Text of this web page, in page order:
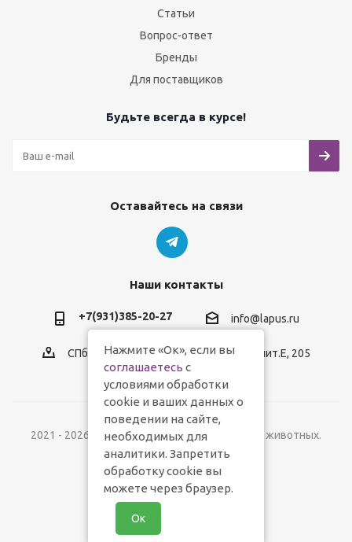
Статьи
Вопрос-ответ
Бренды
Для поставщиков
Будьте всегда в курсе!
Оставайтесь на связи
Наши контакты
+7(931)385-20-27 info@lapus.ru
СПб, пр.Обуховской Обороны, д.116, лит.Е, 205
2021 - 2026 © Lapus.ru - магазин товаров для животных.
Нажмите «Ок», если вы
соглашаетесь с
условиями обработки
cookie и ваших данных о
поведении на сайте,
необходимых для
аналитики. Запретить
обработку cookie вы
можете через браузер.
Ок